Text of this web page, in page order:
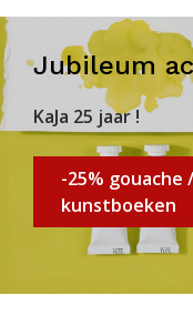
Jubileum
KaJa 25 jaar !
-25%
kunstboeken